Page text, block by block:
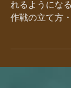
カモの
れるようにな